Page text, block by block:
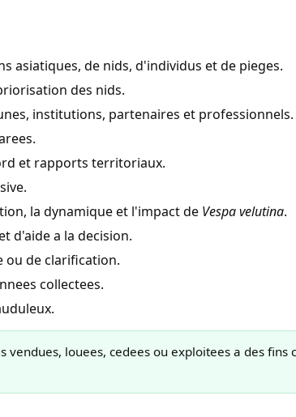
asiatiques, de nids, d'individus et de pieges.
des nids.
institutions, partenaires et professionnels.
et rapports territoriaux.
la dynamique et l'impact de Vespa velutina.
d'aide a la decision.
ou de clarification.
collectees.
vendues, louees, cedees ou exploitees a des